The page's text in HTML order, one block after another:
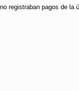
registraban pagos de